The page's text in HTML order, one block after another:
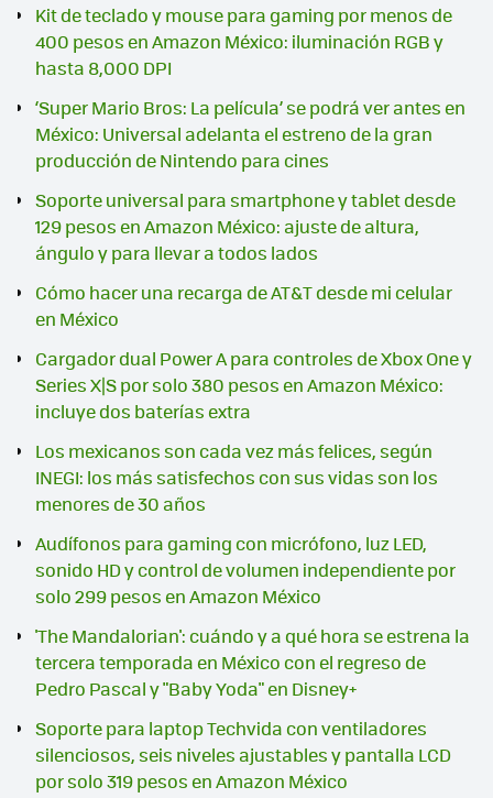
Kit de teclado y mouse para gaming por menos de
400 pesos en Amazon México: iluminación RGB y
hasta 8,000 DPI
‘Super Mario Bros: La película’ se podrá ver antes en
México: Universal adelanta el estreno de la gran
producción de Nintendo para cines
Soporte universal para smartphone y tablet desde
129 pesos en Amazon México: ajuste de altura,
ángulo y para llevar a todos lados
Cómo hacer una recarga de AT&T desde mi celular
en México
Cargador dual Power A para controles de Xbox One y
Series X|S por solo 380 pesos en Amazon México:
incluye dos baterías extra
Los mexicanos son cada vez más felices, según
INEGI: los más satisfechos con sus vidas son los
menores de 30 años
Audífonos para gaming con micrófono, luz LED,
sonido HD y control de volumen independiente por
solo 299 pesos en Amazon México
'The Mandalorian': cuándo y a qué hora se estrena la
tercera temporada en México con el regreso de
Pedro Pascal y "Baby Yoda" en Disney+
Soporte para laptop Techvida con ventiladores
silenciosos, seis niveles ajustables y pantalla LCD
por solo 319 pesos en Amazon México